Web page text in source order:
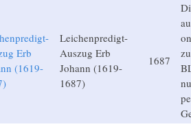
Erb
(1619-
Leichenpredigt-
Auszug Erb
Johann (1619-
1687)
1687